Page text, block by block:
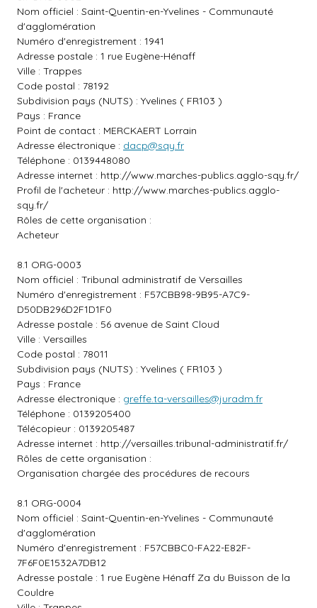
Nom officiel : Saint-Quentin-en-Yvelines - Communauté
d'agglomération
Numéro d'enregistrement : 1941
Adresse postale : 1 rue Eugène-Hénaff
Ville : Trappes
Code postal : 78192
Subdivision pays (NUTS) : Yvelines ( FR103 )
Pays : France
Point de contact : MERCKAERT Lorrain
Adresse électronique : dacp@sqy.fr
Téléphone : 0139448080
Adresse internet : http://www.marches-publics.agglo-sqy.fr/
Profil de l'acheteur : http://www.marches-publics.agglo-
sqy.fr/
Rôles de cette organisation :
Acheteur
8.1 ORG-0003
Nom officiel : Tribunal administratif de Versailles
Numéro d'enregistrement : F57CBB98-9B95-A7C9-
D50DB296D2F1D1F0
Adresse postale : 56 avenue de Saint Cloud
Ville : Versailles
Code postal : 78011
Subdivision pays (NUTS) : Yvelines ( FR103 )
Pays : France
Adresse électronique : greffe.ta-versailles@juradm.fr
Téléphone : 0139205400
Télécopieur : 0139205487
Adresse internet : http://versailles.tribunal-administratif.fr/
Rôles de cette organisation :
Organisation chargée des procédures de recours
8.1 ORG-0004
Nom officiel : Saint-Quentin-en-Yvelines - Communauté
d'agglomération
Numéro d'enregistrement : F57CBBC0-FA22-E82F-
7F6F0E1532A7DB12
Adresse postale : 1 rue Eugène Hénaff Za du Buisson de la
Couldre